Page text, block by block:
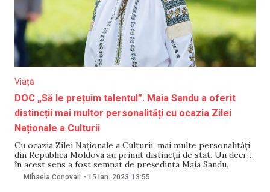
Viață
DOC „Să le prețuim talentul”. Maia Sandu a oferit
distincții mai multor personalități cu ocazia Zilei
Naționale a Culturii
Cu ocazia Zilei Naționale a Culturii, mai multe personalități
din Republica Moldova au primit distincții de stat. Un decret
în acest sens a fost semnat de președinta Maia Sandu.
„Cultura este singura sursă certă a unei bucurii
Mihaela Conovali - 15 ian. 2023 13:55